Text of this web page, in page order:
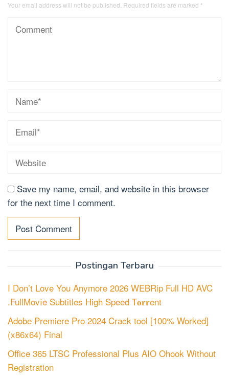
Your email address will not be published. Required fields are marked *
Save my name, email, and website in this browser
for the next time I comment.
Postingan Terbaru
I Don’t Love You Anymore 2026 WEBRip Full HD AVC
.FullMov𝗂e Subtitles High Speed T𝐨𝐫𝐫ent
Adobe Premiere Pro 2024 Crack tool [100% Worked]
(x86x64) Final
Office 365 LTSC Professional Plus AIO Ohook Without
Registration